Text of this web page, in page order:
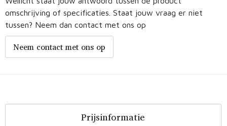
omschrijving of specificaties. Staat jouw vraag er niet
tussen? Neem dan contact met ons op
Neem contact met ons op
Prijsinformatie